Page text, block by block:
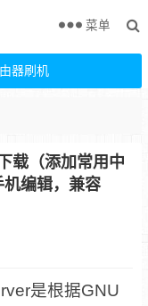
器刷机
菜单
载（添加常用中
编辑，兼容
是根据GNU